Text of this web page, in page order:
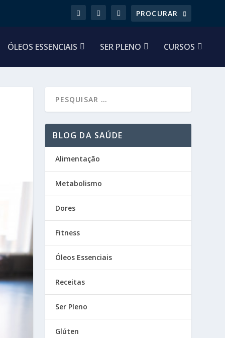
ÓLEOS ESSENCIAIS SER PLENO CURSOS
BLOG DA SAÚDE
Alimentação
Metabolismo
Dores
Fitness
Óleos Essenciais
Receitas
Ser Pleno
Glúten